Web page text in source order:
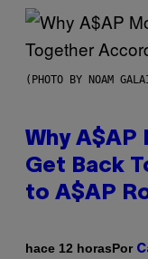
(PHOTO BY NOAM
Why A$AP
Get Back
to A$AP
hace 12 horasPor